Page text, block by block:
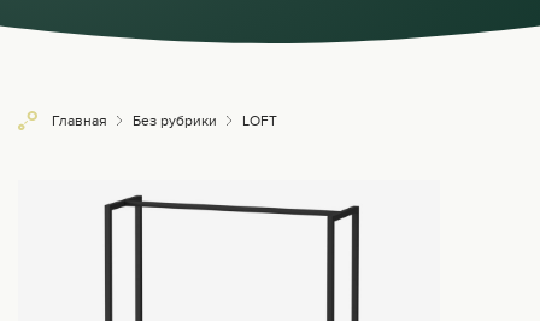
Главная Без рубрики LOFT